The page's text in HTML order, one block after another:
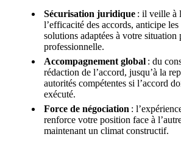
Sécurisation juridique : il veille à
l’efficacité des accords, anticipe
solutions adaptées à votre
professionnelle.
Accompagnement global : du
rédaction de l’accord, jusqu’à la
autorités compétentes si l’accord
exécuté.
Force de négociation :
renforce votre position face à
maintenant un climat constructif.